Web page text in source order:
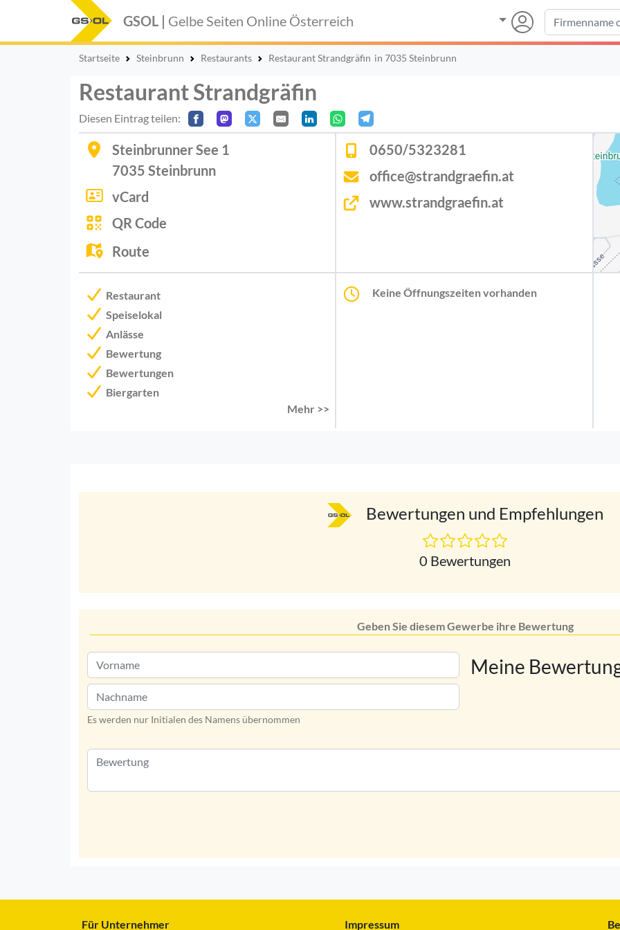
GSOL | Gelbe Seiten Online Österreich
Startseite Steinbrunn Restaurants Restaurant Strandgräfin in 7035 Steinbrunn
Restaurant Strandgräfin
Diesen Eintrag teilen:
Steinbrunner See 1
7035 Steinbrunn
vCard
QR Code
Route
0650/5323281
office@strandgraefin.at
www.strandgraefin.at
Restaurant
Speiselokal
Anlässe
Bewertung
Bewertungen
Biergarten
Mehr >>
Keine Öffnungszeiten vorhanden
Bewertungen und Empfehlungen
0 Bewertungen
Geben Sie diesem Gewerbe ihre Bewertung
Es werden nur Initialen des Namens übernommen
Meine
Für Unternehmer Impressum